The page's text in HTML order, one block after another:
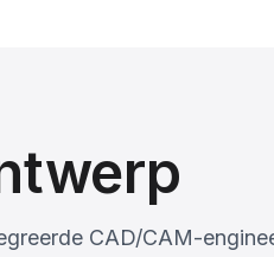
CAD/CAM-